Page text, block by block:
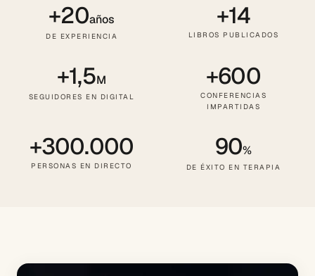
+20años
DE EXPERIENCIA
+14
LIBROS PUBLICADOS
+1,5M
SEGUIDORES EN DIGITAL
+600
CONFERENCIAS
IMPARTIDAS
+300.000
PERSONAS EN DIRECTO
90%
DE ÉXITO EN TERAPIA